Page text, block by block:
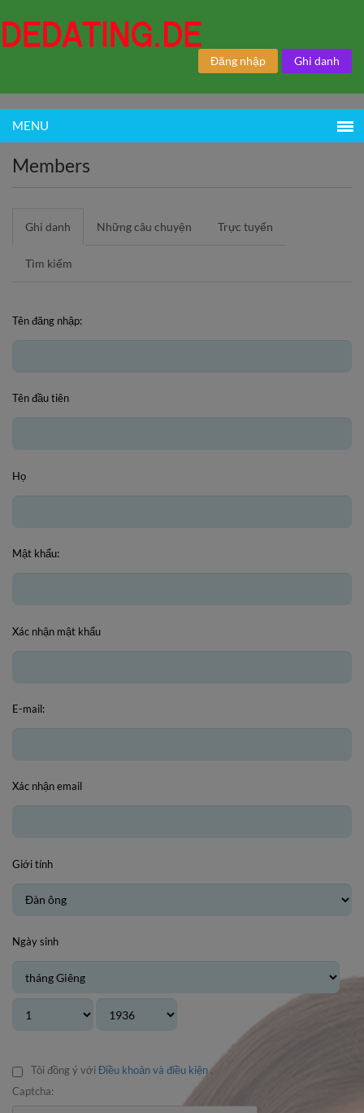
Ghi danh
Đăng nhập
MENU
Members
Ghi danh Những câu chuyện Trực tuyến
Tìm kiếm
Tên đăng nhập:
Tên đầu tiên
Họ
Mật khẩu:
Xác nhận mật khẩu
E-mail:
Xác nhận email
Giới tính
Ngày sinh
Tôi đồng ý với Điều khoản và điều kiện.
Captcha: